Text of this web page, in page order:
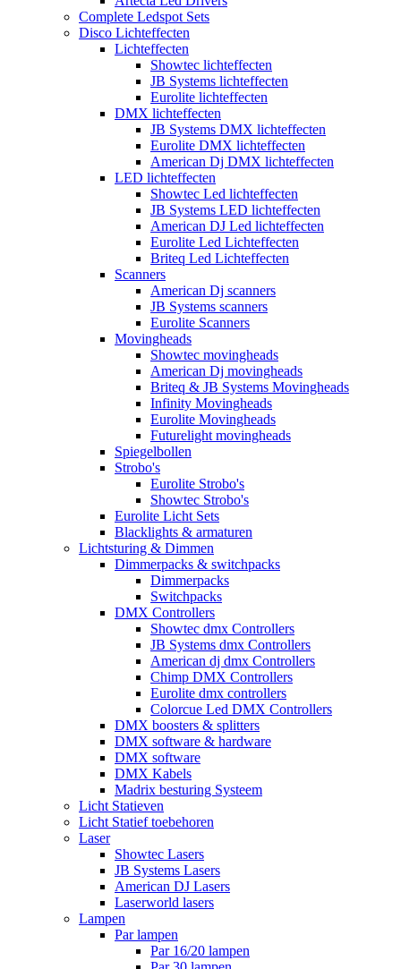
Complete Ledspot Sets
Disco Lichteffecten
Lichteffecten
Showtec lichteffecten
JB Systems lichteffecten
Eurolite lichteffecten
DMX lichteffecten
JB Systems DMX lichteffecten
Eurolite DMX lichteffecten
American Dj DMX lichteffecten
LED lichteffecten
Showtec Led lichteffecten
JB Systems LED lichteffecten
American DJ Led lichteffecten
Eurolite Led Lichteffecten
Briteq Led Lichteffecten
Scanners
American Dj scanners
JB Systems scanners
Eurolite Scanners
Movingheads
Showtec movingheads
American Dj movingheads
Briteq & JB Systems Movingheads
Infinity Movingheads
Eurolite Movingheads
Futurelight movingheads
Spiegelbollen
Strobo's
Eurolite Strobo's
Showtec Strobo's
Eurolite Licht Sets
Blacklights & armaturen
Lichtsturing & Dimmen
Dimmerpacks & switchpacks
Dimmerpacks
Switchpacks
DMX Controllers
Showtec dmx Controllers
JB Systems dmx Controllers
American dj dmx Controllers
Chimp DMX Controllers
Eurolite dmx controllers
Colorcue Led DMX Controllers
DMX boosters & splitters
DMX software & hardware
DMX software
DMX Kabels
Madrix besturing Systeem
Licht Statieven
Licht Statief toebehoren
Laser
Showtec Lasers
JB Systems Lasers
American DJ Lasers
Laserworld lasers
Lampen
Par lampen
Par 16/20 lampen